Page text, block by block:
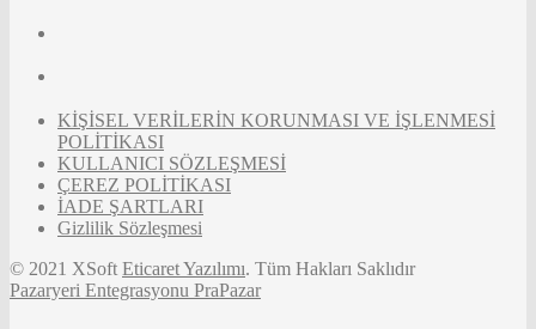
KİŞİSEL VERİLERİN KORUNMASI VE İŞLENMESİ
POLİTİKASI
KULLANICI SÖZLEŞMESİ
ÇEREZ POLİTİKASI
İADE ŞARTLARI
Gizlilik Sözleşmesi
© 2021 XSoft Eticaret Yazılımı. Tüm Hakları Saklıdır
Pazaryeri Entegrasyonu PraPazar